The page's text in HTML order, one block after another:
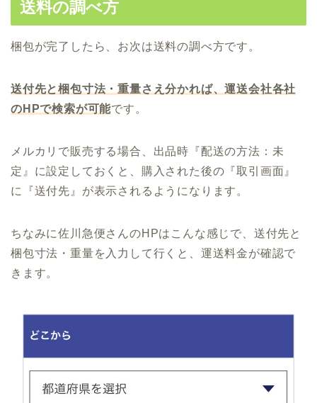
送料の調べ方
梱包が完了したら、お次は送料の調べ方です。
送付先と梱包寸法・重量さえ分かれば、運送会社各社
のHPで検索が可能です。
メルカリで販売する場合、出品時『配送の方法：未
定』に設定しておくと、購入された後の『取引画面』
に『送付先』が表示される ようになります。
ちなみに佐川急便さんのHPはこんな感じで、送付先と
梱包寸法・重量を入力して行くと、運送料金が確認で
きます。